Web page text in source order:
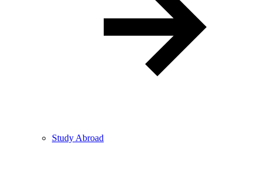
Study Abroad